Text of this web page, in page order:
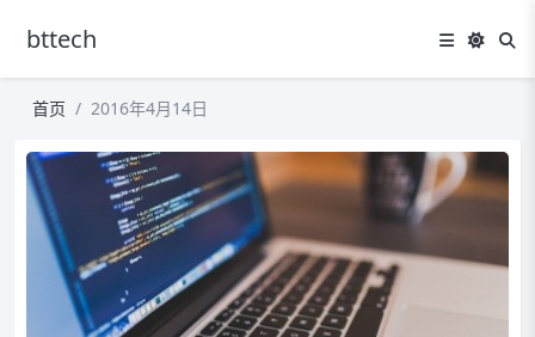
bttech
首页 2016年4月14日